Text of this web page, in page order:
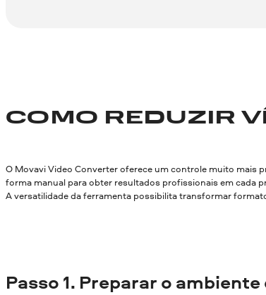
COMO REDUZIR
O Movavi Video Converter oferece um controle muito mais
forma manual para obter resultados profissionais em cada
A versatilidade da ferramenta possibilita transformar
Passo 1. Preparar o